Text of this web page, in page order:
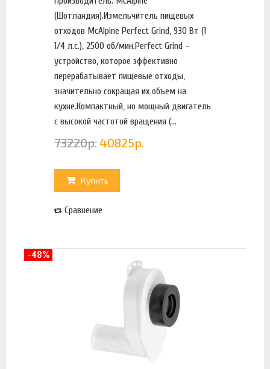
(Шотландия).Измельчитель пищевых
отходов McAlpine Perfect Grind, 930 Вт (1
1/4 л.с.), 2500 об/мин.Perfect Grind -
устройство, которое эффективно
перерабатывает пищевые отходы,
значительно сокращая их объем на
кухне.Компактный, но мощный двигатель
с высокой частотой вращения (...
73220р.40825р.
Купить
Сравнение
-48%